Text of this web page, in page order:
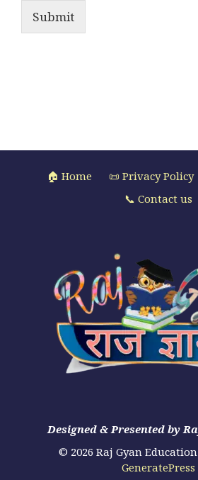
Submit
🏠 Home 📜 Privacy Policy
📞 Contact us
Designed & Presented by
© 2026 Raj Gyan Education
GeneratePress